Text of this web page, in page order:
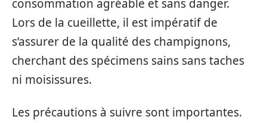
consommation agréable et sans danger.
Lors de la cueillette, il est impératif de
s’assurer de la qualité des champignons,
cherchant des spécimens sains sans taches
ni moisissures.
Les précautions à suivre sont importantes.